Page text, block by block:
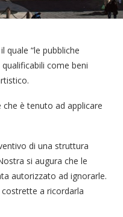
quale “le pubbliche
come beni
che è tenuto ad applicare
di una struttura
si augura che le
autorizzato ad ignorarle.
a ricordarla